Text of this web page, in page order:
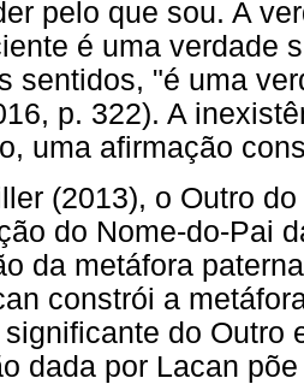
pelo que sou. A
é uma verdade
sentidos, "é uma
p. 322). A
uma afirmação
(2013), o Outro
do Nome-do-Pai
da metáfora
constrói a
do Outro
dada por Lacan